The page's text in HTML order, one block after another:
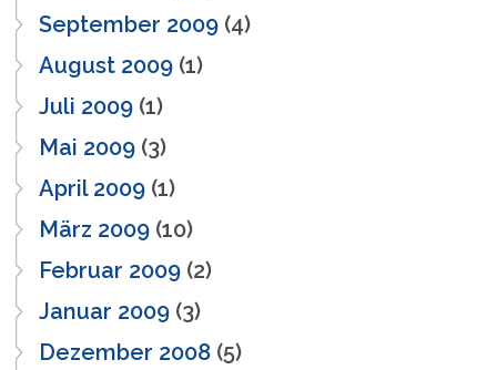
September 2009 (4)
August 2009 (1)
Juli 2009 (1)
Mai 2009 (3)
April 2009 (1)
März 2009 (10)
Februar 2009 (2)
Januar 2009 (3)
Dezember 2008 (5)